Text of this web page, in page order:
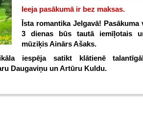
Ieeja pasākumā ir bez maksas.
Īsta romantika Jelgavā! Pasākuma
3 dienas būs tautā iemīļotais
mūziķis Ainārs Ašaks.
iespēja satikt klātienē
Daugaviņu un Artūru Kuldu.